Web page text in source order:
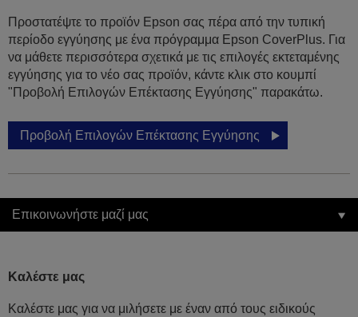
Προστατέψτε το προϊόν Epson σας πέρα από την τυπική
περίοδο εγγύησης με ένα πρόγραμμα Epson CoverPlus. Για
να μάθετε περισσότερα σχετικά με τις επιλογές εκτεταμένης
εγγύησης για το νέο σας προϊόν, κάντε κλικ στο κουμπί
"Προβολή Επιλογών Επέκτασης Εγγύησης" παρακάτω.
Προβολή Επιλογών Επέκτασης Εγγύησης
Επικοινωνήστε μαζί μας
Καλέστε μας
Καλέστε μας για να μιλήσετε με έναν από τους ειδικούς